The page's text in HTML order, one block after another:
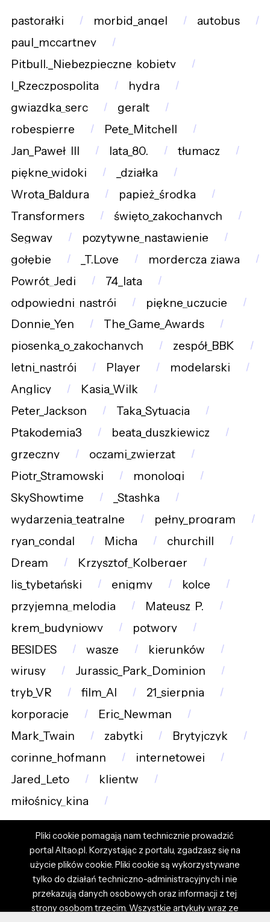
pastorałki morbid_angel
autobus
paul_mccartney
Pitbull._Niebezpieczne_kobiety
I_Rzeczpospolita
hydra
gwiazdka_serc
geralt
robespierre
Pete_Mitchell
Jan_Paweł_III
lata_80.
tłumacz
piękne_widoki
_działka
Wrota_Baldura
papież_środka
Transformers
święto_zakochanych
Segway
pozytywne_nastawienie
gołębie
_T.Love
mordercza_zjawa
Powrót_Jedi
74_lata
odpowiedni_nastrój
piękne_uczucie
Donnie_Yen
The_Game_Awards
piosenka_o_zakochanych
zespół_BBK
letni_nastrój
Player
modelarski
Anglicy
Kasia_Wilk
Peter_Jackson
Taka_Sytuacja
Ptakodemia3
beata_duszkiewicz
grzeczny
oczami_zwierząt
Piotr_Stramowski
monologi
SkyShowtime
_Stashka
wydarzenia_teatralne
pełny_program
ryan_condal
Micha
churchill
Dream
Krzysztof_Kolberger
lis_tybetański
enigmy
kolce
przyjemna_melodia
Mateusz_P.
krem_budyniowy
potwory
BESIDES
wasze
kierunków
wirusy
Jurassic_Park_Dominion
tryb_VR
film_AI
21_sierpnia
korporacje
Eric_Newman
Mark_Twain
zabytki
Brytyjczyk
corinne_hofmann
internetowej
Jared_Leto
klientw
miłośnicy_kina
Pliki cookie pomagają nam technicznie prowadzić
portal Altao.pl. Korzystając z portalu, zgadzasz się na
użycie plików cookie. Pliki cookie są wykorzystywane
tylko do działań techniczno-administracyjnych i nie
przekazują danych osobowych oraz informacji z tej
strony osobom trzecim. Wszystkie artykuły wraz ze